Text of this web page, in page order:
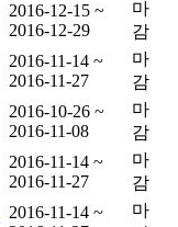
2016-12-15 ~
2016-12-29
마
감
2016-11-14 ~
2016-11-27
마
감
2016-10-26 ~
2016-11-08
마
감
2016-11-14 ~
2016-11-27
마
감
2016-11-14 ~
마